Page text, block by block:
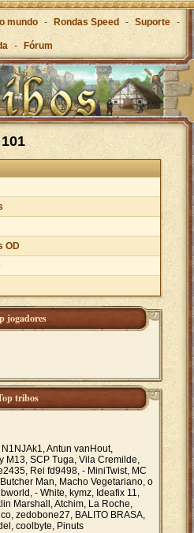
mundo - Rondas Speed - Suporte -
- Fórum
OD
jogadores
tribos
N1NJAk1, Antun vanHout,
M13, SCP Tuga, Vila Cremilde,
Rei fd9498, - MiniTwist, MC
Man, Macho Vegetariano, o
- White, kymz, Ideafix 11,
Marshall, Atchim, La Roche,
zedobone27, BALITO BRASA,
coolbyte, Pinuts